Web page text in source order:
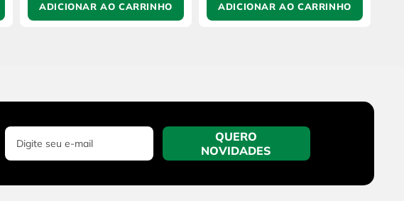
ADICIONAR AO CARRINHO ADICIONAR AO CARRINHO
QUERO
NOVIDADES